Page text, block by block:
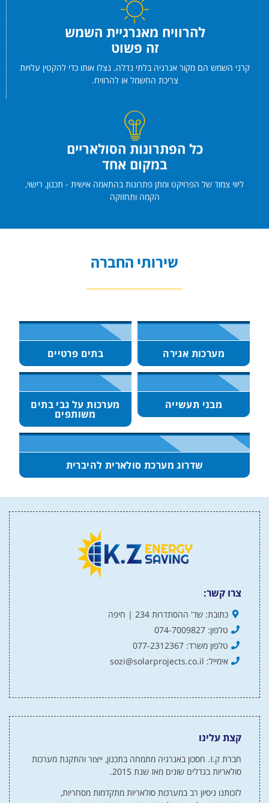
להרוויח מאנרגיית השמש
זה פשוט
קרני השמש הם מקור אנרגיה בלתי נדלה. נצלו אותו כדי להקטין עלויות
צריכת החשמל או להרוויח.
כל הפתרונות הסולאריים
במקום אחד
ליווי צמוד של הפרויקט ומתן פתרונות בהתאמה אישית - תכנון, רישוי,
הקמה ותחזוקה
שירותי החברה
מערכות אגירה בתים פרטיים
מבני תעשייה מערכות על גבי בתים
משותפים
שדרוג מערכת סולארית להיברית
צרו קשר:
כתובת: שד' ההסתדרות 234 | חיפה
טלפון: 074-7009827
טלפון משרד: 077-2312367
אימייל: sozi@solarprojects.co.il
קצת עלינו
חברת ק.ז. חסכון באנרגיה מתמחה בתכנון, ייצור והתקנת מערכות
סולאריות בגדלים שונים מאז שנת 2015.
לזכותנו ניסיון רב במערכות סולאריות מתקדמות מסחריות,